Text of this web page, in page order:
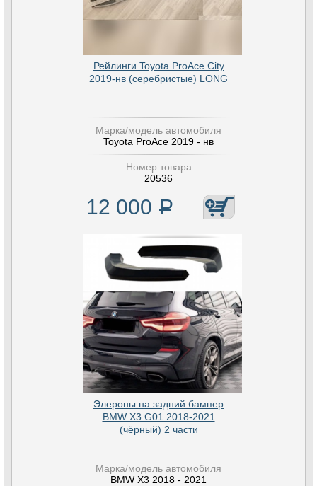
Рейлинги Toyota ProAce City
2019-нв (серебристые) LONG
Марка/модель автомобиля
Toyota ProAce 2019 - нв
Номер товара
20536
12 000 Р
Элероны на задний бампер
BMW X3 G01 2018-2021
(чёрный) 2 части
Марка/модель автомобиля
BMW X3 2018 - 2021